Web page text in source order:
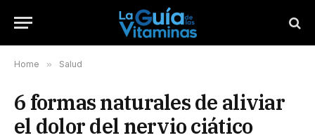
Home » Salud
6 formas naturales de aliviar
el dolor del nervio ciático